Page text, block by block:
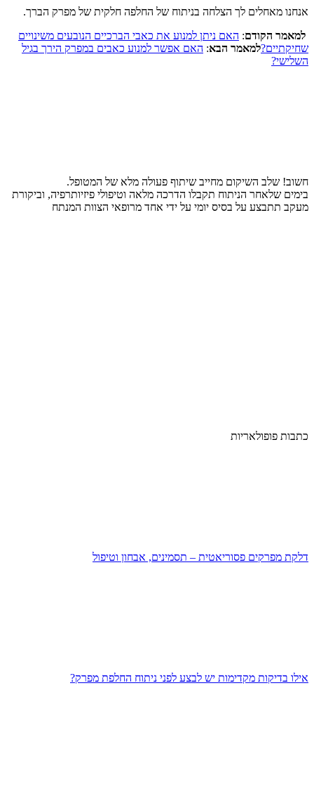
אנחנו מאחלים לך הצלחה בניתוח של החלפה חלקית של מפרק הברך.
למאמר הקודם: האם ניתן למנוע את כאבי הברכיים הנובעים משינויים
שחיקתיים?למאמר הבא: האם אפשר למנוע כאבים במפרק הירך בגיל
השלישי?
חשוב! שלב השיקום מחייב שיתוף פעולה מלא של המטופל.
בימים שלאחר הניתוח תקבלו הדרכה מלאה וטיפולי פיזיותרפיה, וביקורת
מעקב תתבצע על בסיס יומי על ידי אחד מרופאי הצוות המנתח
כתבות פופולאריות
דלקת מפרקים פסוריאטית – תסמינים, אבחון וטיפול
אילו בדיקות מקדימות יש לבצע לפני ניתוח החלפת מפרק?